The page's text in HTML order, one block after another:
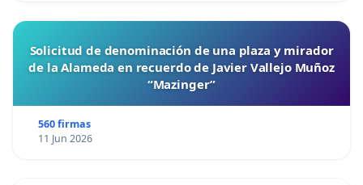
Foronda
Investigador y poeta
Inmaculada
Nieto Castro
Miembro Colegiada de Izquierda
Solicitud de denominación de una plaza y mirador
de la Alameda en recuerdo de Javier Vallejo Muñoz
“Mazinger”
560 firmas
11 Jun 2026